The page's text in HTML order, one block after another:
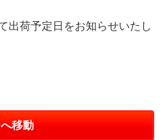
出荷予定日をお知らせいたし
移動